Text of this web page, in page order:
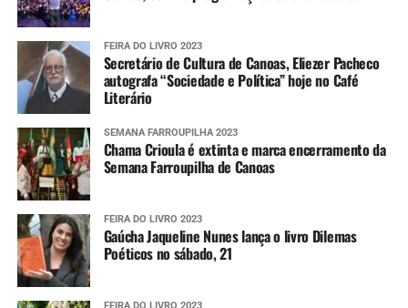
FEIRA DO LIVRO 2023
Secretário de Cultura de Canoas, Eliezer Pacheco
autografa “Sociedade e Política” hoje no Café
Literário
SEMANA FARROUPILHA 2023
Chama Crioula é extinta e marca encerramento da
Semana Farroupilha de Canoas
FEIRA DO LIVRO 2023
Gaúcha Jaqueline Nunes lança o livro Dilemas
Poéticos no sábado, 21